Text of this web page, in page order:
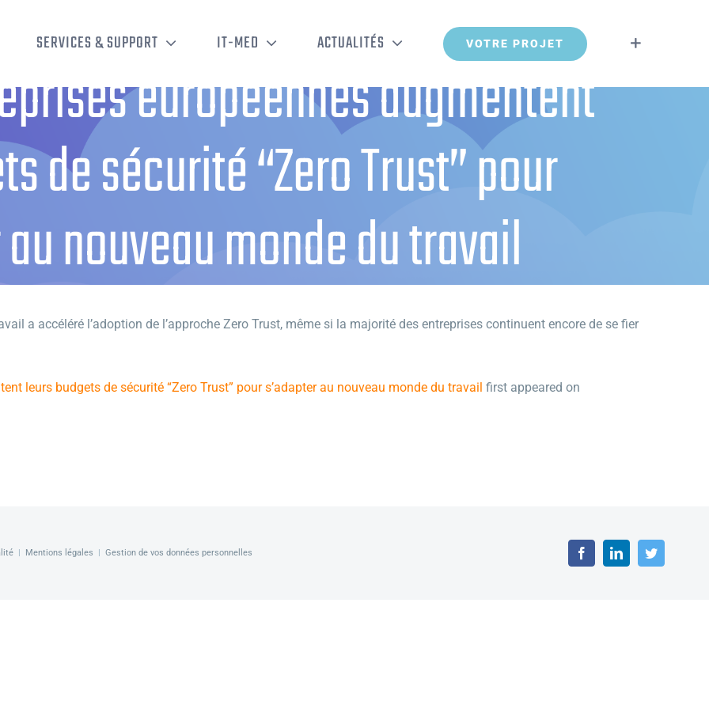
SERVICES & SUPPORT IT-MED ACTUALITÉS VOTRE PROJET
européennes augmentent
de sécurité “Zero Trust” pour
nouveau monde du travail
a accéléré l’adoption de l’approche Zero Trust, même si la majorité des entreprises continuent encore de se fier
leurs budgets de sécurité “Zero Trust” pour s’adapter au nouveau monde du travail first appeared on
| Mentions légales | Gestion de vos données personnelles FacebookLinkedInTwitter